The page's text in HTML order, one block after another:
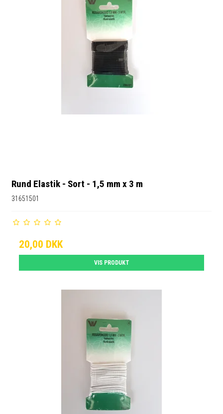
Rund Elastik - Sort - 1,5 mm x 3 m
31651501
20,00 DKK
VIS PRODUKT